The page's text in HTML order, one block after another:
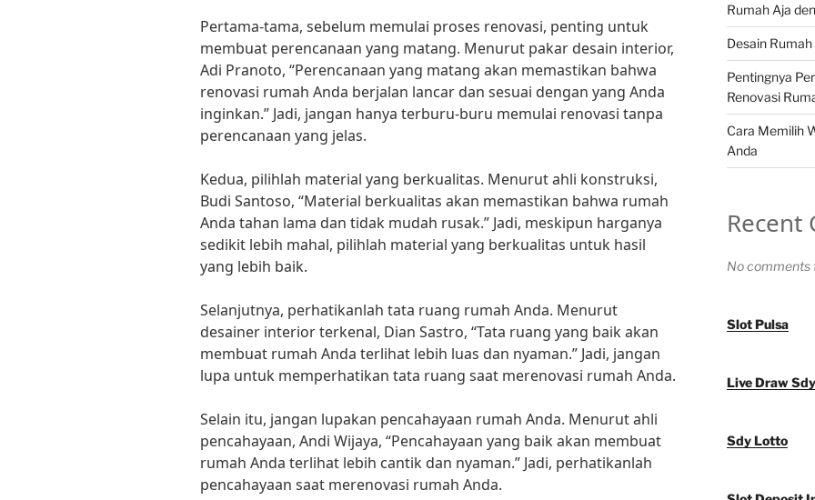
Pertama-tama, sebelum memulai proses renovasi, penting untuk
membuat perencanaan yang matang. Menurut pakar desain interior,
Adi Pranoto, “Perencanaan yang matang akan memastikan bahwa
renovasi rumah Anda berjalan lancar dan sesuai dengan yang Anda
inginkan.” Jadi, jangan hanya terburu-buru memulai renovasi tanpa
perencanaan yang jelas.
Kedua, pilihlah material yang berkualitas. Menurut ahli konstruksi,
Budi Santoso, “Material berkualitas akan memastikan bahwa rumah
Anda tahan lama dan tidak mudah rusak.” Jadi, meskipun harganya
sedikit lebih mahal, pilihlah material yang berkualitas untuk hasil
yang lebih baik.
Selanjutnya, perhatikanlah tata ruang rumah Anda. Menurut
desainer interior terkenal, Dian Sastro, “Tata ruang yang baik akan
membuat rumah Anda terlihat lebih luas dan nyaman.” Jadi, jangan
lupa untuk memperhatikan tata ruang saat merenovasi rumah Anda.
Selain itu, jangan lupakan pencahayaan rumah Anda. Menurut ahli
pencahayaan, Andi Wijaya, “Pencahayaan yang baik akan membuat
rumah Anda terlihat lebih cantik dan nyaman.” Jadi, perhatikanlah
pencahayaan saat merenovasi rumah Anda.
Rumah Aja
Desain
Pentingnya
Renovasi
Cara Memilih
Anda
Recent
No comments
Slot Pulsa
Live Draw Sdy
Sdy Lotto